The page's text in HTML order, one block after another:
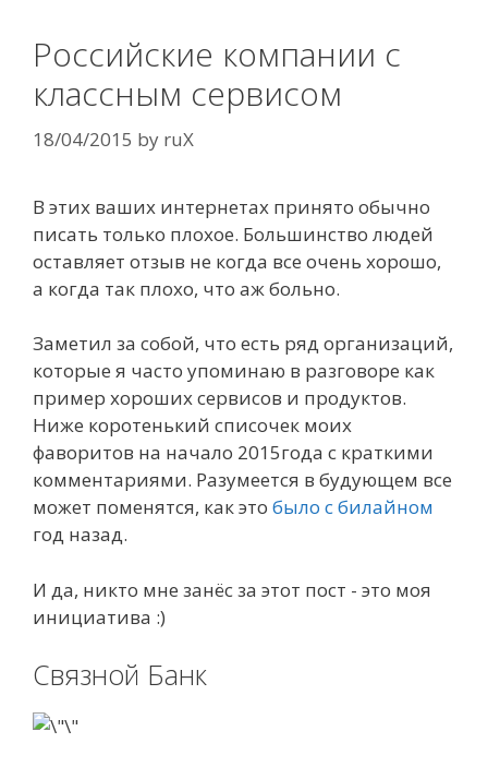
Российские компании с
классным сервисом
18/04/2015 by ruX
В этих ваших интернетах принято обычно
писать только плохое. Большинство людей
оставляет отзыв не когда все очень хорошо,
а когда так плохо, что аж больно.
Заметил за собой, что есть ряд организаций,
которые я часто упоминаю в разговоре как
пример хороших сервисов и продуктов.
Ниже коротенький списочек моих
фаворитов на начало 2015года с краткими
комментариями. Разумеется в будующем все
может поменятся, как это было с билайном
год назад.
И да, никто мне занёс за этот пост - это моя
инициатива :)
Связной Банк